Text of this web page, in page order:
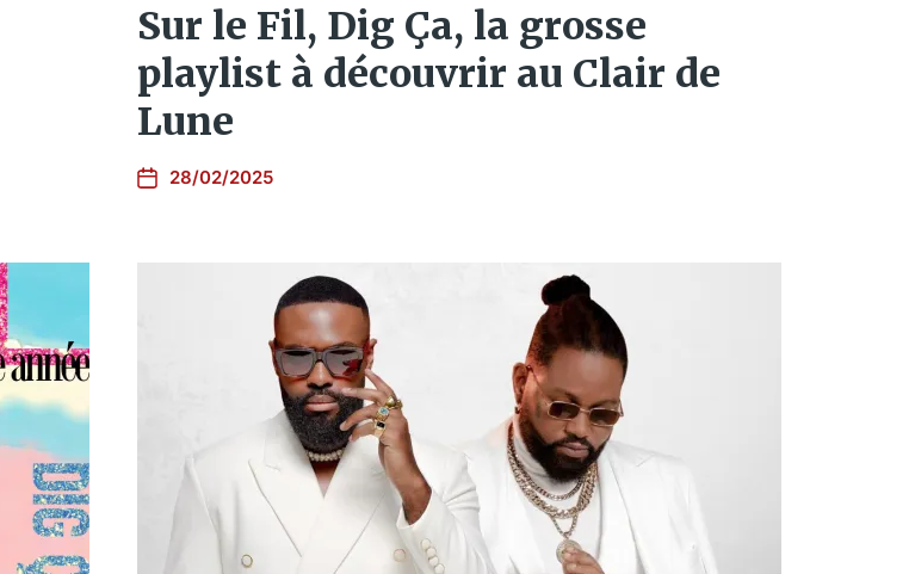
Sur le Fil, Dig Ça, la grosse
playlist à découvrir au Clair de
Lune
28/02/2025